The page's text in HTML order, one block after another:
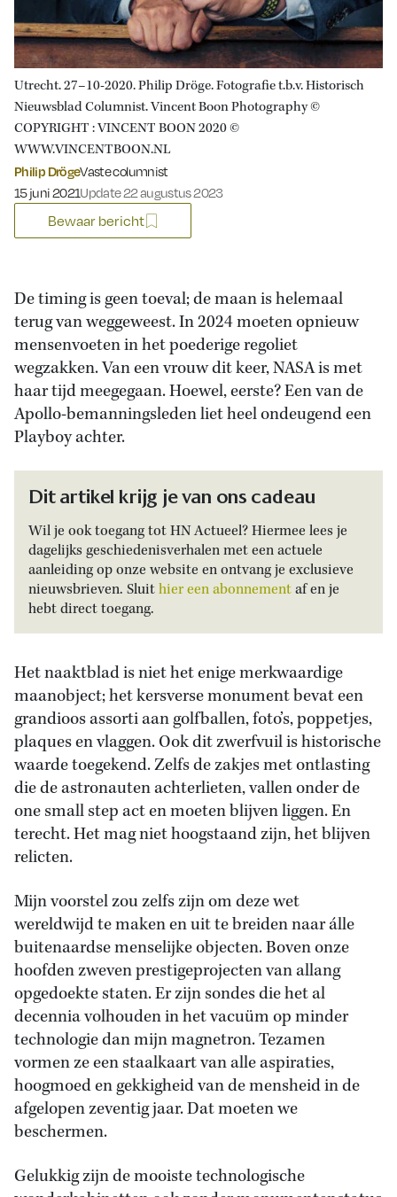
Utrecht. 27–10-2020. Philip Dröge. Fotografie t.b.v. Historisch
Nieuwsblad Columnist. Vincent Boon Photography ©
COPYRIGHT : VINCENT BOON 2020 ©
WWW.VINCENTBOON.NL
Philip DrögeVaste columnist
Gepubliceerd op:
15 juni 2021Update 22 augustus 2023
Bewaar bericht
De timing is geen toeval; de maan is helemaal
terug van weggeweest. In 2024 moeten opnieuw
mensenvoeten in het poederige regoliet
wegzakken. Van een vrouw dit keer, NASA is met
haar tijd meegegaan. Hoewel, eerste? Een van de
Apollo-bemanningsleden liet heel ondeugend een
Playboy achter.
Dit artikel krijg je van ons cadeau
Wil je ook toegang tot HN Actueel? Hiermee lees je
dagelijks geschiedenisverhalen met een actuele
aanleiding op onze website en ontvang je exclusieve
nieuwsbrieven. Sluithier een abonnementaf en je
hebt direct toegang.
Het naaktblad is niet het enige merkwaardige
maanobject; het kersverse monument bevat een
grandioos assorti aan golfballen, foto’s, poppetjes,
plaques en vlaggen. Ook dit zwerfvuil is historische
waarde toegekend. Zelfs de zakjes met ontlasting
die de astronauten achterlieten, vallen onder de
one small step act en moeten blijven liggen. En
terecht. Het mag niet hoogstaand zijn, het blijven
relicten.
Mijn voorstel zou zelfs zijn om deze wet
wereldwijd te maken en uit te breiden naar álle
buitenaardse menselijke objecten. Boven onze
hoofden zweven prestigeprojecten van allang
opgedoekte staten. Er zijn sondes die het al
decennia volhouden in het vacuüm op minder
technologie dan mijn magnetron. Tezamen
vormen ze een staalkaart van alle aspiraties,
hoogmoed en gekkigheid van de mensheid in de
afgelopen zeventig jaar. Dat moeten we
beschermen.
Gelukkig zijn de mooiste technologische